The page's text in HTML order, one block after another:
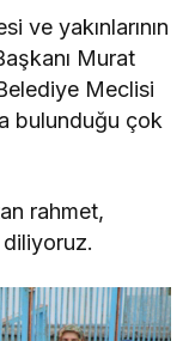
ve yakınlarının
Murat
Meclisi
bulunduğu çok
rahmet,
diliyoruz.